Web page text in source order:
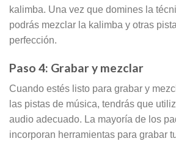
kalimba. Una vez que domines la
podrás mezclar la kalimba y otras
perfección.
Paso 4: Grabar y mezclar
Cuando estés listo para grabar y
las pistas de música, tendrás que
audio adecuado. La mayoría de los
incorporan herramientas para grabar